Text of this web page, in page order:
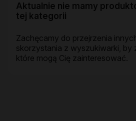
Aktualnie nie mamy
tej kategorii
Zachęcamy do przejrzenia
skorzystania z wyszukiwarki, by
które mogą Cię zainteresować.